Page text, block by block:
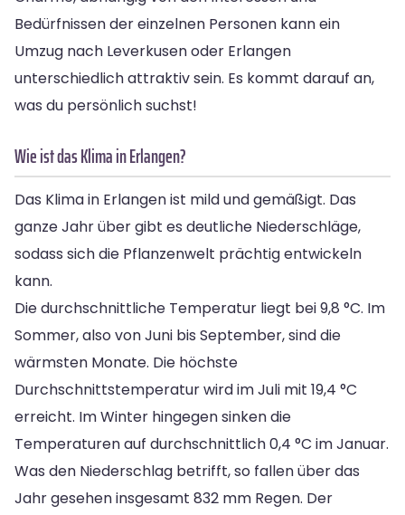
Bedürfnissen der einzelnen Personen kann ein
Umzug nach Leverkusen oder Erlangen
unterschiedlich attraktiv sein. Es kommt darauf an,
was du persönlich suchst!
Wie ist das Klima in Erlangen?
Das Klima in Erlangen ist mild und gemäßigt. Das
ganze Jahr über gibt es deutliche Niederschläge,
sodass sich die Pflanzenwelt prächtig entwickeln
kann.
Die durchschnittliche Temperatur liegt bei 9,8 °C. Im
Sommer, also von Juni bis September, sind die
wärmsten Monate. Die höchste
Durchschnittstemperatur wird im Juli mit 19,4 °C
erreicht. Im Winter hingegen sinken die
Temperaturen auf durchschnittlich 0,4 °C im Januar.
Was den Niederschlag betrifft, so fallen über das
Jahr gesehen insgesamt 832 mm Regen. Der